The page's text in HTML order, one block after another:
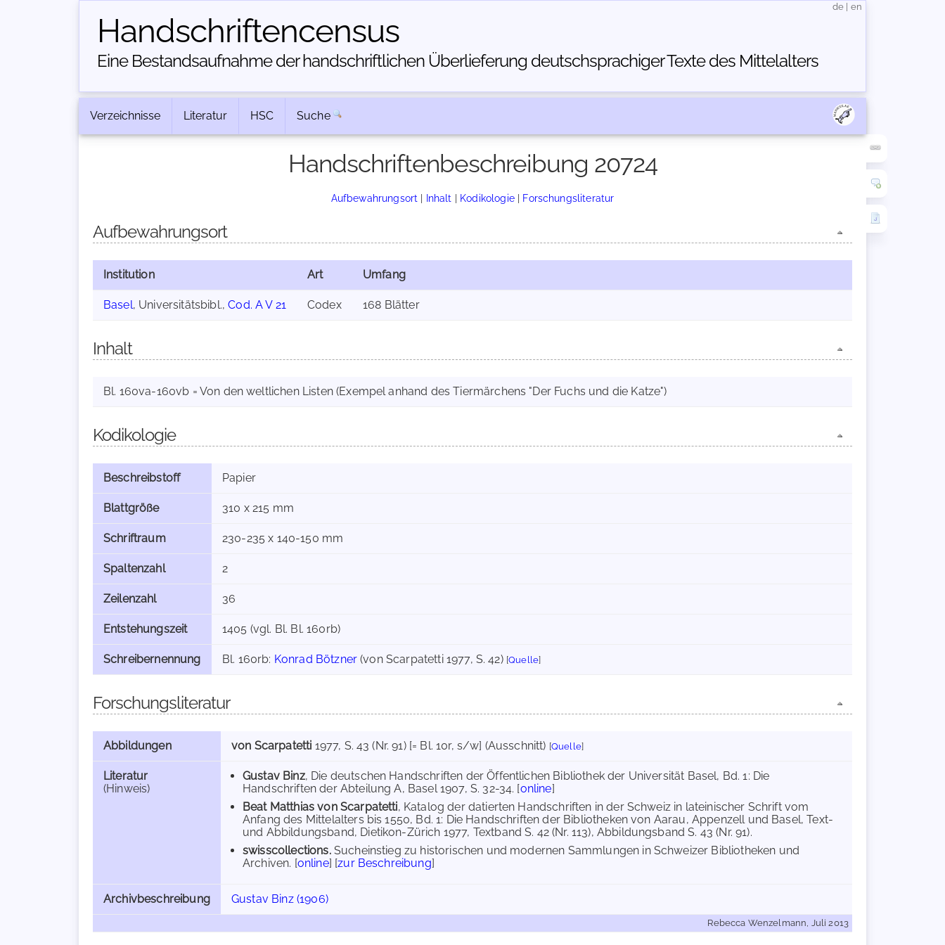
Handschriften­census
Eine Bestandsaufnahme der handschriftlichen Über­lieferung deutschsprachiger Texte des Mittelalters
de en
Verzeichnisse Literatur HSC Suche
Handschriftenbeschreibung 20724
Aufbewahrungsort | Inhalt | Kodikologie| Forschungsliteratur
Aufbewahrungsort
Institution Art Umfang
Basel, Universitätsbibl.,Cod. A V 21 Codex 168 Blätter
Inhalt
Bl. 160va-160vb = Von den weltlichen Listen (Exempel anhand des Tiermärchens "Der Fuchs und die Katze")
Kodikologie
Beschreibstoff Papier
Blattgröße 310 x 215 mm
Schriftraum 230-235 x 140-150 mm
Spaltenzahl 2
Zeilenzahl 36
Entstehungszeit 1405 (vgl. Bl. Bl. 160rb)
Schreibernennung Bl. 160rb: Konrad Bötzner (von Scarpatetti 1977, S. 42) [Quelle]
Forschungsliteratur
Abbildungen von Scarpatetti 1977, S. 43 (Nr. 91) [= Bl. 10r, s/w] (Ausschnitt) [Quelle]
Literatur
(Hinweis)
Gustav Binz, Die deutschen Handschriften der Öffentlichen Bibliothek der Universität Basel, Bd. 1: Die
Handschriften der Abteilung A, Basel 1907, S. 32-34. [online]
Beat Matthias von Scarpatetti, Katalog der datierten Handschriften in der Schweiz in lateinischer Schrift vom
Anfang des Mittelalters bis 1550, Bd. 1: Die Handschriften der Bibliotheken von Aarau, Appenzell und Basel, Text-
und Abbildungsband, Dietikon-Zürich 1977, Textband S. 42 (Nr. 113), Abbildungsband S. 43 (Nr. 91).
swisscollections.Sucheinstieg zu historischen und modernen Sammlungen in Schweizer Bibliotheken und
Archiven. [online] [zur Beschreibung]
Archivbeschreibung Gustav Binz (1906)
Rebecca Wenzelmann, Juli 2013